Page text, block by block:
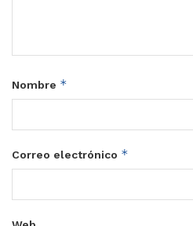
Nombre *
Correo electrónico *